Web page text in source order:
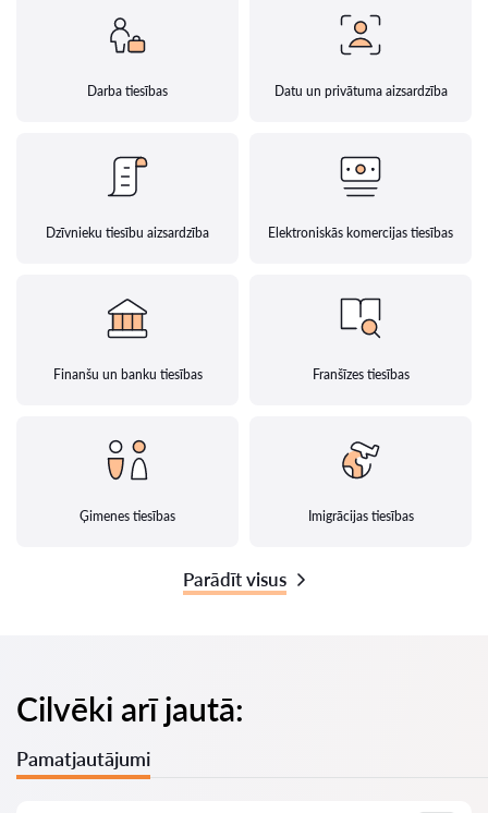
Darba tiesības Datu un privātuma aizsardzība
Dzīvnieku tiesību aizsardzība Elektroniskās komercijas tiesības
Finanšu un banku tiesības Franšīzes tiesības
Ģimenes tiesības Imigrācijas tiesības
Parādīt visus
Cilvēki arī jautā:
Pamatjautājumi